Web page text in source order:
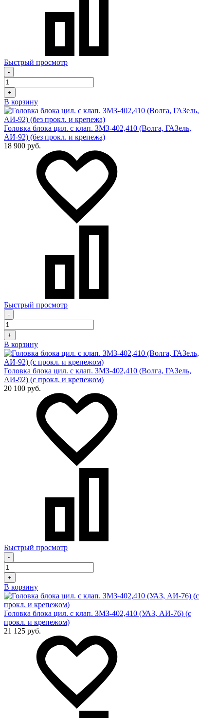
Быстрый просмотр
-
+
В корзину
Головка блока цил. с клап. ЗМЗ-402,410 (Волга, ГАЗель,
АИ-92) (без прокл. и крепежа)
18 900 руб.
Быстрый просмотр
-
+
В корзину
Головка блока цил. с клап. ЗМЗ-402,410 (Волга, ГАЗель,
АИ-92) (с прокл. и крепежом)
20 100 руб.
Быстрый просмотр
-
+
В корзину
Головка блока цил. с клап. ЗМЗ-402,410 (УАЗ, АИ-76) (с
прокл. и крепежом)
21 125 руб.